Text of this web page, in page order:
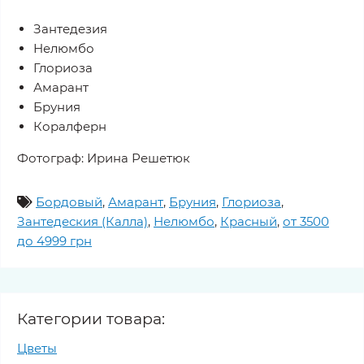
Зантедезия
Нелюмбо
Глориоза
Амарант
Бруния
Коралферн
Фотограф: Ирина Решетюк
Бордовый, Амарант, Бруния, Глориоза,
Зантедеския (Калла), Нелюмбо, Красный, от 3500
до 4999 грн
Категории товара:
Цветы